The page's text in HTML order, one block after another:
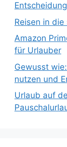
Reisen in
Amazon
für Urlauber
Gewusst
nutzen und
Urlaub auf